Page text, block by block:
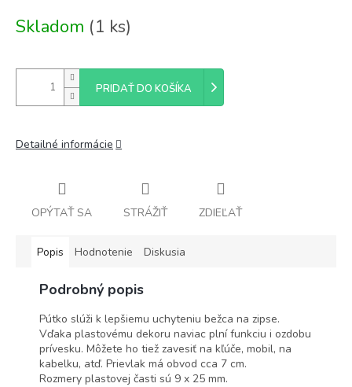
cena:
Skladom (1 ks)
PRIDAŤ DO KOŠÍKA
Detailné informácie
OPÝTAŤ SA STRÁŽIŤ ZDIEĽAŤ
Popis Hodnotenie Diskusia
Podrobný popis
Pútko slúži k lepšiemu uchyteniu bežca na zipse.
Vďaka plastovému dekoru naviac plní funkciu i ozdobu
prívesku. Môžete ho tiež zavesiť na kľúče, mobil, na
kabelku, atď. Prievlak má obvod cca 7 cm.
Rozmery plastovej časti sú 9 x 25 mm.